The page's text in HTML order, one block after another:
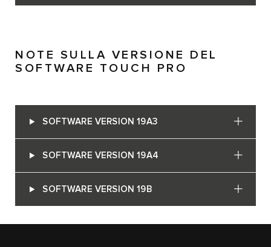
NOTE SULLA VERSIONE DEL
SOFTWARE TOUCH PRO
SOFTWARE VERSION 19A3
SOFTWARE VERSION 19A4
SOFTWARE VERSION 19B